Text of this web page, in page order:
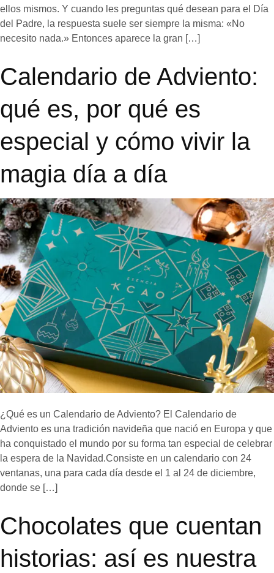
ellos mismos. Y cuando les preguntas qué desean para el Día
del Padre, la respuesta suele ser siempre la misma: «No
necesito nada.» Entonces aparece la gran […]
Calendario de Adviento:
qué es, por qué es
especial y cómo vivir la
magia día a día
¿Qué es un Calendario de Adviento? El Calendario de
Adviento es una tradición navideña que nació en Europa y que
ha conquistado el mundo por su forma tan especial de celebrar
la espera de la Navidad.Consiste en un calendario con 24
ventanas, una para cada día desde el 1 al 24 de diciembre,
donde se […]
Chocolates que cuentan
historias: así es nuestra